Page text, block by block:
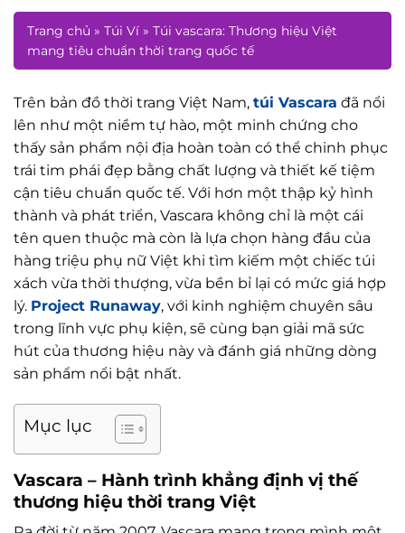
Trang chủ » Túi Ví » Túi vascara: Thương hiệu Việt
mang tiêu chuẩn thời trang quốc tế
Trên bản đồ thời trang Việt Nam, túi Vascara đã nổi
lên như một niềm tự hào, một minh chứng cho
thấy sản phẩm nội địa hoàn toàn có thể chinh phục
trái tim phái đẹp bằng chất lượng và thiết kế tiệm
cận tiêu chuẩn quốc tế. Với hơn một thập kỷ hình
thành và phát triển, Vascara không chỉ là một cái
tên quen thuộc mà còn là lựa chọn hàng đầu của
hàng triệu phụ nữ Việt khi tìm kiếm một chiếc túi
xách vừa thời thượng, vừa bền bỉ lại có mức giá hợp
lý. Project Runaway, với kinh nghiệm chuyên sâu
trong lĩnh vực phụ kiện, sẽ cùng bạn giải mã sức
hút của thương hiệu này và đánh giá những dòng
sản phẩm nổi bật nhất.
Mục lục
Vascara – Hành trình khẳng định vị thế
thương hiệu thời trang Việt